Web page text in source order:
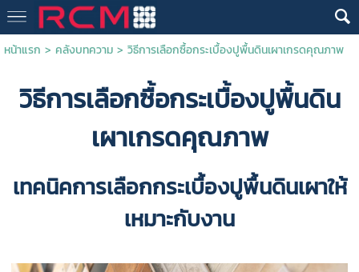
หน้าแรก > คลังบทความ> วิธีการเลือกซื้อกระเบื้องปูพื้นดินเผาเกรดคุณภาพ
วิธีการเลือกซื้อกระเบื้องปูพื้นดิน
เผาเกรดคุณภาพ
เทคนิคการเลือกกระเบื้องปูพื้นดินเผาให้
เหมาะกับงาน